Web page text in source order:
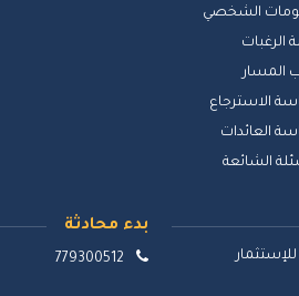
الشخصي
الرغبات
المسار
الاسترجاع
العائدات
الشائعة
بدء محادثة
779300512